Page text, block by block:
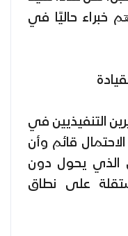
خبراء حاليًا في
التنفيذيين في
قائم وأن
الذي يحول دون
على نطاق